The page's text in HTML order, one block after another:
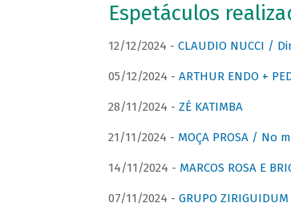
Espetáculos
12/12/2024 - CLAUDIO NUCCI /
05/12/2024 - ARTHUR ENDO +
28/11/2024 - ZÉ KATIMBA
21/11/2024 - MOÇA PROSA / No
14/11/2024 - MARCOS ROSA E
07/11/2024 - GRUPO